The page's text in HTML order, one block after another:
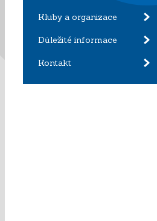
Kluby a organizace
Důležité informace
Kontakt